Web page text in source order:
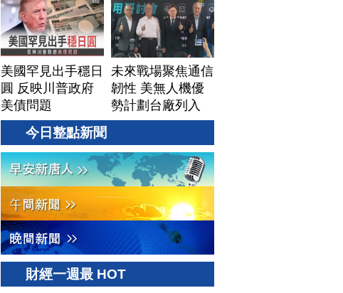
戰」背後不為人知
的資源爭奪｜#財
經新聞｜
20260804(二)
洗牌？台灣喜迎轉
單！成關鍵樞紐？
｜#財經新聞
│20260805 (三)
美國罕見出手穩日
圓 反映川普政府
美債問題
未來戰場聚焦通信
韌性 美無人機優
勢計劃台廠列入
今日整點新聞
財經一週最 HOT